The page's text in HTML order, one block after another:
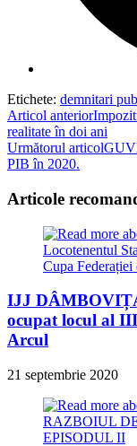
Etichete: demnitari
Read
more
articles
Articol anterior
realitate în doi ani
Următorul articol
PIB în 2020.
Articole
IJJ
ocupat locul al
Arcul
21 septembrie 2020